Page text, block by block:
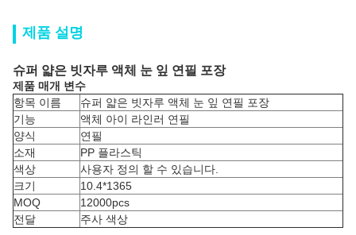
제품 설명
슈퍼 얇은 빗자루 액체 눈 잎 연필 포장
제품 매개 변수
항목 이름
슈퍼 얇은 빗자루 액체 눈 잎 연필 포장
기능
액체 아이 라인러 연필
양식
연필
소재
PP 플라스틱
색상
사용자 정의 할 수 있습니다.
크기
10.4*1365
MOQ
12000pcs
전달
주사 색상